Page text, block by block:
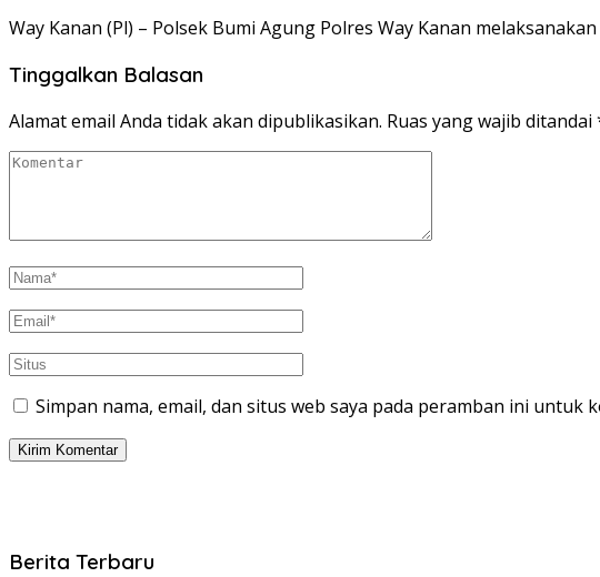
Way Kanan (Pl) – Polsek Bumi Agung Polres Way Kanan
Tinggalkan Balasan
Alamat email Anda tidak akan dipublikasikan. Ruas yang wajib ditandai
Simpan nama, email, dan situs web saya pada peramban ini untuk
Berita Terbaru